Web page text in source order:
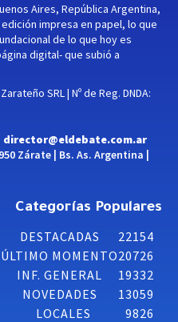
Aires, República Argentina,
impresa en papel, lo que
de lo que hoy es
digital- que subió a
SRL | Nº de Reg. DNDA:
director@eldebate.com.ar
Zárate | Bs. As. Argentina |
Categorías Populares
DESTACADAS
22154
ÚLTIMO MOMENTO20726
INF. GENERAL
19332
NOVEDADES
13059
LOCALES
9826